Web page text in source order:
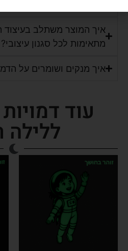
איך המוצר משתלב בעיצוד
מתאימות לכל סגנון עיצובי?
איך מנקים ושומרים על
עוד
ללילה